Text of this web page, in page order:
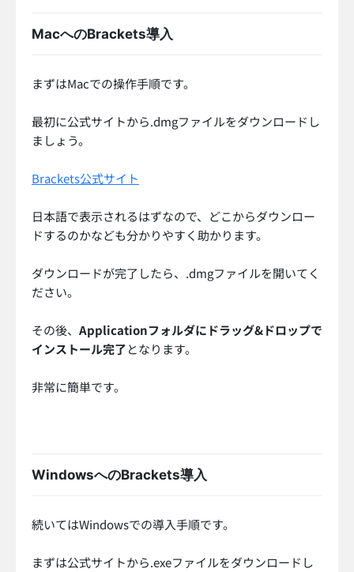
MacへのBrackets導入
まずはMacでの操作手順です。
最初に公式サイトから.dmgファイルをダウンロードし
ましょう。
Brackets公式サイト
日本語で表示されるはずなので、どこからダウンロー
ドするのかなども分かりやすく助かります。
ダウンロードが完了したら、.dmgファイルを開いてく
ださい。
その後、 Applicationフォルダにドラッグ&ドロップで
インストール完了となります。
非常に簡単です。
WindowsへのBrackets導入
続いてはWindowsでの導入手順です。
まずは公式サイトから.exeファイルをダウンロードし